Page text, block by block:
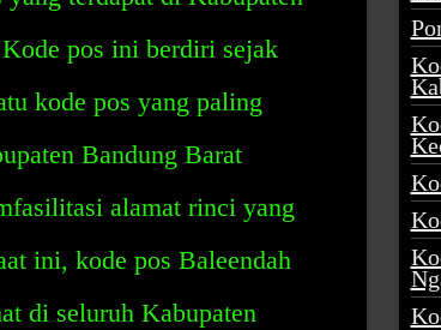
pos ini berdiri sejak
kode pos yang paling
Bandung Barat
alamat rinci yang
ini, kode pos Baleendah
di seluruh Kabupaten